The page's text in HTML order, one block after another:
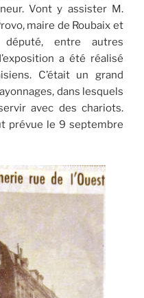
Vont y assister M.
maire de Roubaix et
député, entre autres
a été réalisé
C’était un grand
dans lesquels
avec des chariots.
prévue le 9 septembre